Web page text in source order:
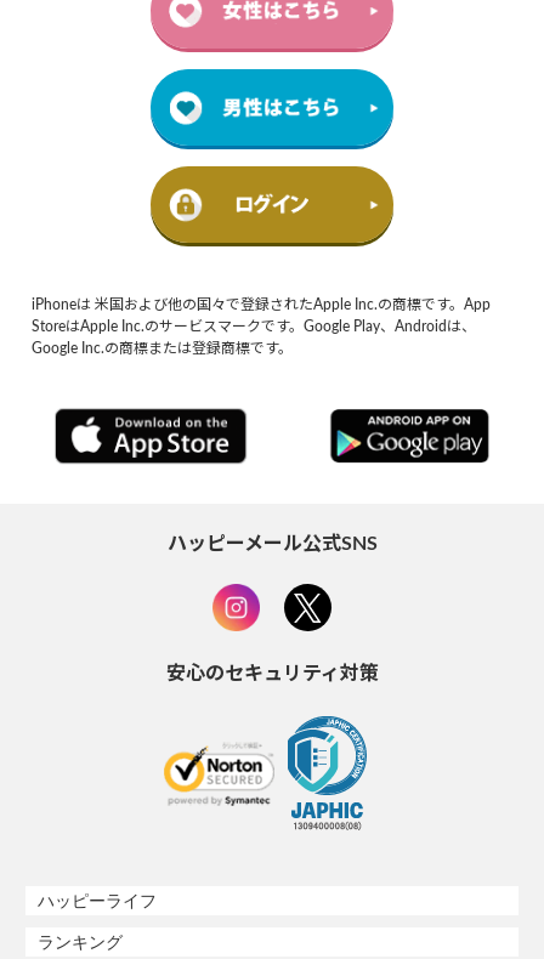
iPhoneは 米国および他の国々で登録されたApple Inc.の商標です。App
StoreはApple Inc.のサービスマークです。Google Play、Androidは、
Google Inc.の商標または登録商標です。
ハッピーメール公式SNS
安心のセキュリティ対策
ハッピーライフ
ランキング